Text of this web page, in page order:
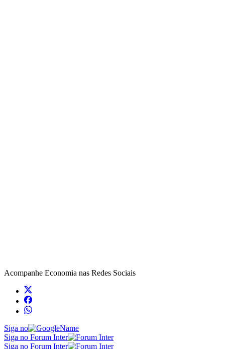
Acompanhe Economia nas Redes Sociais
Siga no
Siga no Forum Inter
Siga no Forum Inter